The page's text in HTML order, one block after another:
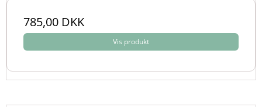
785,00 DKK
Vis produkt